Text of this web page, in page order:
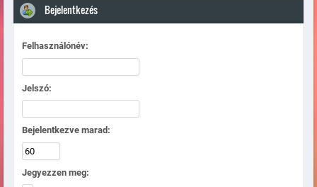
Bejelentkezés
Felhasználónév:
Jelszó:
Bejelentkezve marad:
Jegyezzen meg: